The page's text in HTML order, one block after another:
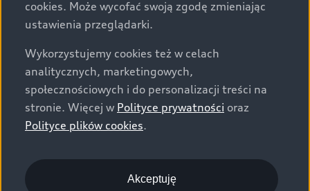
informacji prosimy kontaktować się z Partnerem Marki
Audi.
Wszystkie produkowane obecnie samochody marki Audi
są wykonywane z materiałów spełniających pod
względem możliwości odzysku i recyklingu wymagania
określone w normie ISO 22628 i są zgodne z
europejskimi świadectwami homologacji wydanymi wg
o.o. podlega obowiązkowi zapewnienia wszystkim
użytkownikom samochodów marki Volkswagen sieci
cookies. Może wycofać swoją zgodę zmieniając
ustawienia przeglądarki.
Wykorzystujemy cookies też w celach
analitycznych, marketingowych,
społecznościowych i do personalizacji treści na
stronie. Więcej w Polityce prywatności oraz
Polityce plików cookies.
Akceptuję